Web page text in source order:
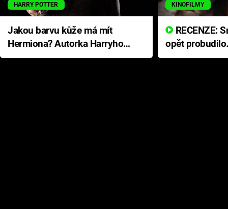
HARRY POTTER
Jakou barvu kůže má mít
Hermiona? Autorka Harryho
Pottera přišla s ráznou
KINOFILMY
opět
přichází s